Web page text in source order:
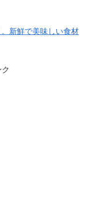
。新鮮で美味しい食材